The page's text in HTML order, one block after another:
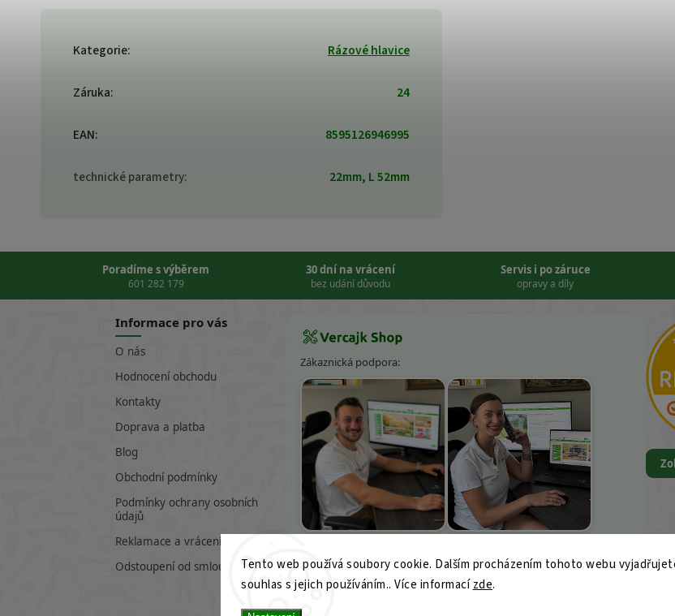
Tento web používá soubory cookie. Dalším procházením tohoto webu
souhlas s jejich používáním.. Více informacízde.
Kategorie: Rázové hlavice
Záruka: 24
EAN: 8595126946995
technické parametry: 22mm, L 52mm
Poradíme s výběrem
601 282 179
30 dní na vrácení
bez udání důvodu
Servis i po záruce
opravy a díly
Informace pro vás
O nás
Hodnocení obchodu
Kontakty
Doprava a platba
Blog
Obchodní podmínky
Podmínky ochrany osobních
údajů
Reklamace a vrácení zboží
Odstoupení od smlouvy
Zákaznická podpora:
601 282 179
info@vercajk-shop.cz